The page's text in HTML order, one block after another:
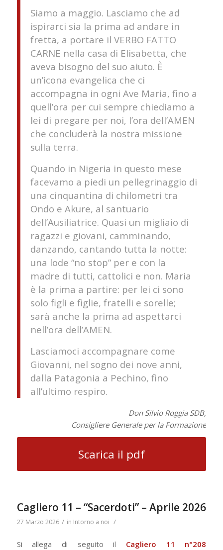
Siamo a maggio. Lasciamo che ad
ispirarci sia la prima ad andare in
fretta, a portare il VERBO FATTO
CARNE nella casa di Elisabetta, che
aveva bisogno del suo aiuto. È
un’icona evangelica che ci
accompagna in ogni Ave Maria, fino a
quell’ora per cui sempre chiediamo a
lei di pregare per noi, l’ora dell’AMEN
che concluderà la nostra missione
sulla terra.
Quando in Nigeria in questo mese
facevamo a piedi un pellegrinaggio di
una cinquantina di chilometri tra
Ondo e Akure, al santuario
dell’Ausiliatrice. Quasi un migliaio di
ragazzi e giovani, camminando,
danzando, cantando tutta la notte:
una lode “no stop” per e con la
madre di tutti, cattolici e non. Maria
è la prima a partire: per lei ci sono
solo figli e figlie, fratelli e sorelle;
sarà anche la prima ad aspettarci
nell’ora dell’AMEN.
Lasciamoci accompagnare come
Giovanni, nel sogno dei nove anni,
dalla Patagonia a Pechino, fino
all’ultimo respiro.
Don Silvio Roggia SDB,
Consigliere Generale per la Formazione
Scarica il pdf
Cagliero 11 – “Sacerdoti” – Aprile 2026
27 Marzo 2026 / in Intorno a noi /
Si allega di seguito il Cagliero 11 n°208